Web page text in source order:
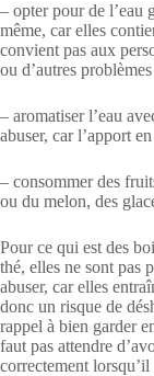
– opter pour de l’eau
même, car elles
convient pas aux
ou d’autres
– aromatiser l’eau
abuser, car l’apport
– consommer des
ou du melon, des
Pour ce qui est des
thé, elles ne sont pas
abuser, car elles
donc un risque de
rappel à bien garder
faut pas attendre
correctement